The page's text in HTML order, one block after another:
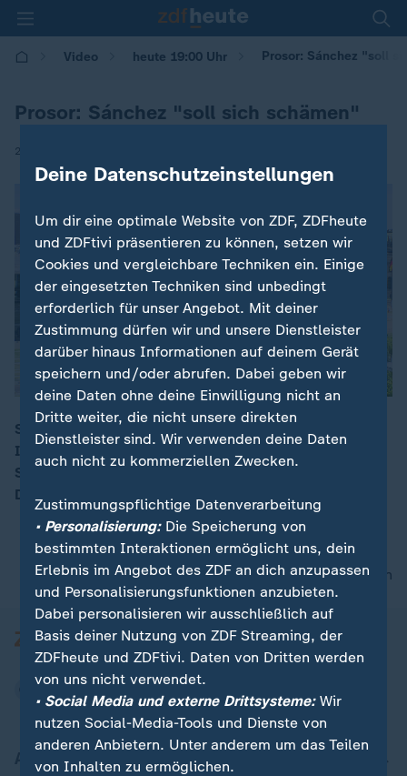
Video heute 19:00 Uhr Prosor: Sánchez "soll
Prosor: Sánchez "soll sich schämen"
21.05.2025 | 18:00
00:14
Spaniens Premier Sánchez fordert den Ausschluss
Israels vom ESC. Israels Botschafter nennt das "eine
Schande" und fordert: Käme es so, müsse sich
Deutschland vom ESC zurückziehen.
nach oben
Aktuell bei ZDFheute
Deine Datenschutzeinstellungen
Um dir eine optimale Website von ZDF, ZDFheute
und ZDFtivi präsentieren zu können, setzen wir
Cookies und vergleichbare Techniken ein. Einige
der eingesetzten Techniken sind unbedingt
erforderlich für unser Angebot. Mit deiner
Zustimmung dürfen wir und unsere Dienstleister
darüber hinaus Informationen auf deinem Gerät
speichern und/oder abrufen. Dabei geben wir
deine Daten ohne deine Einwilligung nicht an
Dritte weiter, die nicht unsere direkten
Dienstleister sind. Wir verwenden deine Daten
auch nicht zu kommerziellen Zwecken.
Zustimmungspflichtige Datenverarbeitung
• Personalisierung:Die Speicherung von
bestimmten Interaktionen ermöglicht uns, dein
Erlebnis im Angebot des ZDF an dich anzupassen
und Personalisierungsfunktionen anzubieten.
Dabei personalisieren wir ausschließlich auf
Basis deiner Nutzung von ZDF Streaming, der
ZDFheute und ZDFtivi. Daten von Dritten werden
von uns nicht verwendet.
• Social Media und externe Drittsysteme:Wir
nutzen Social-Media-Tools und Dienste von
anderen Anbietern. Unter anderem um das Teilen
von Inhalten zu ermöglichen.